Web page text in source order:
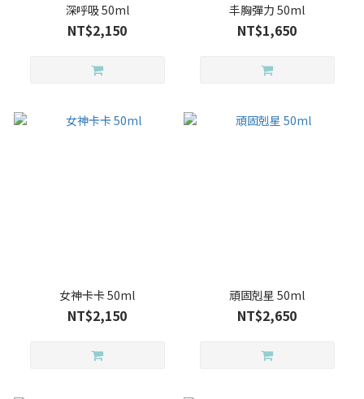
深呼吸 50ml
NT$2,150
丰胸彈力 50ml
NT$1,650
女神卡卡 50ml
NT$2,150
頑固剋星 50ml
NT$2,650